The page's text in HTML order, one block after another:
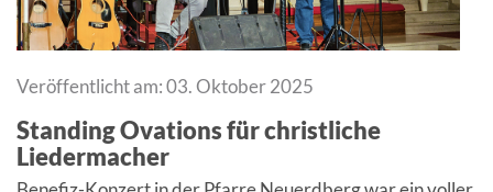
Veröffentlicht am: 03. Oktober 2025
Standing Ovations für christliche
Liedermacher